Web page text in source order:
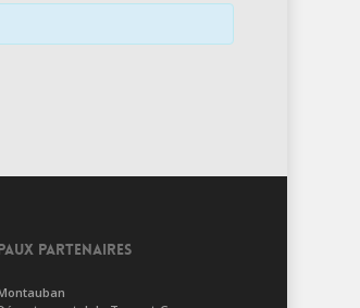
PARTENAIRES